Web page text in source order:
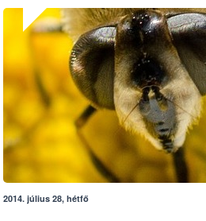
2014. július 28, hétfő